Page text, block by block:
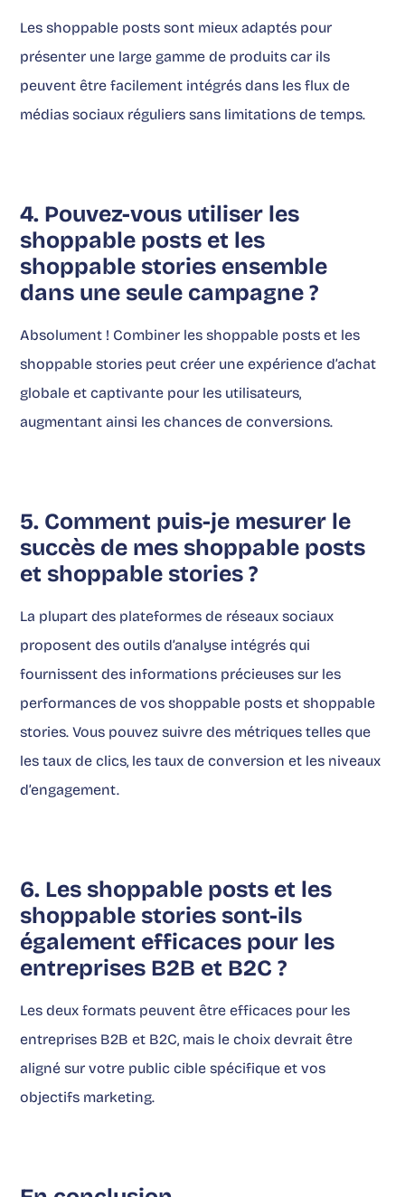
Les shoppable posts sont mieux adaptés pour
présenter une large gamme de produits car ils
peuvent être facilement intégrés dans les flux de
médias sociaux réguliers sans limitations de temps.
4. Pouvez-vous utiliser les
shoppable posts et les
shoppable stories ensemble
dans une seule campagne ?
Absolument ! Combiner les shoppable posts et les
shoppable stories peut créer une expérience d’achat
globale et captivante pour les utilisateurs,
augmentant ainsi les chances de conversions.
5. Comment puis-je mesurer le
succès de mes shoppable posts
et shoppable stories ?
La plupart des plateformes de réseaux sociaux
proposent des outils d’analyse intégrés qui
fournissent des informations précieuses sur les
performances de vos shoppable posts et shoppable
stories. Vous pouvez suivre des métriques telles que
les taux de clics, les taux de conversion et les niveaux
d’engagement.
6. Les shoppable posts et les
shoppable stories sont-ils
également efficaces pour les
entreprises B2B et B2C ?
Les deux formats peuvent être efficaces pour les
entreprises B2B et B2C, mais le choix devrait être
aligné sur votre public cible spécifique et vos
objectifs marketing.